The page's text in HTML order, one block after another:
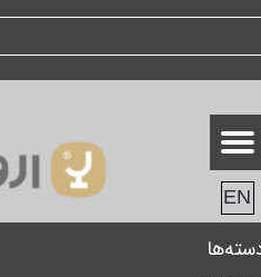
EN